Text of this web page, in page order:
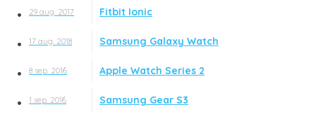
29 aug. 2017 Fitbit Ionic
17 aug. 2018 Samsung Galaxy Watch
8 sep. 2016 Apple Watch Series 2
1 sep. 2016 Samsung Gear S3